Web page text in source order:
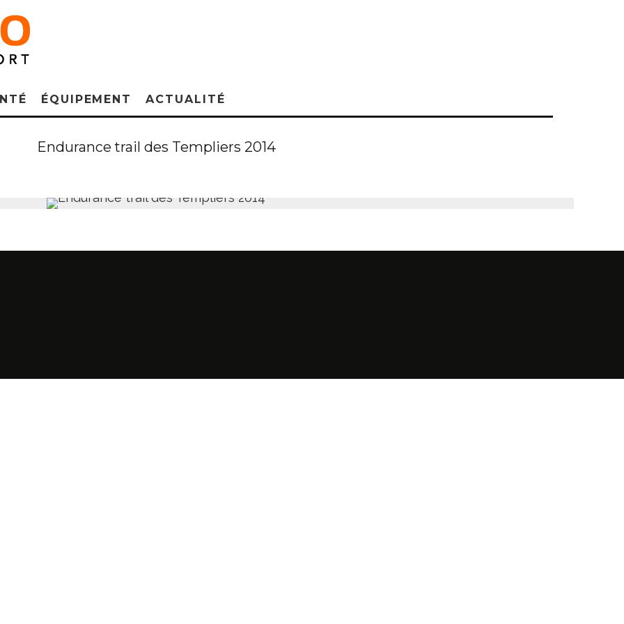
ÉQUIPEMENT ACTUALITÉ
Endurance trail des Templiers 2014